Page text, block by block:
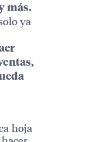
más.
ya
hoja